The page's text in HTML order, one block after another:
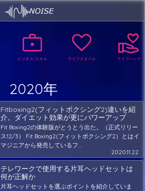
ビジネス/スキル ライフスタイル ライフハック
2020年
Fitboxing2(フィットボクシング2)違いを紹
介。ダイエット効果が更にパワーアップ
Fit Boxing2の体験版がとうとう出た。（正式リリー
ス12/3） Fit Boxing2(フィットボクシング2）とはイ
マジニアから発売しているフ…
2020.11.22
テレワークで使用する片耳ヘッドセットは
何が正解か
片耳ヘッドセットを選ぶポイントを紹介していま